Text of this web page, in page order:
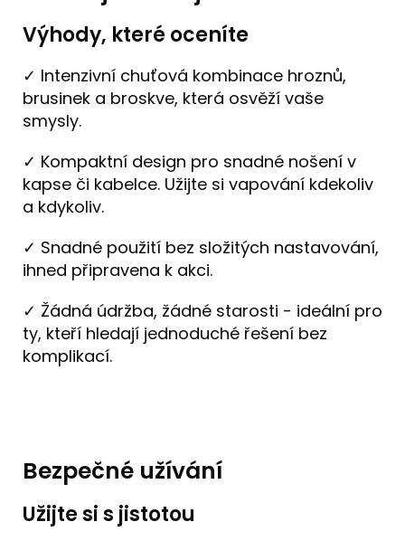
Výhody, které oceníte
✓ Intenzivní chuťová kombinace hroznů,
brusinek a broskve, která osvěží vaše
smysly.
✓ Kompaktní design pro snadné nošení v
kapse či kabelce. Užijte si vapování kdekoliv
a kdykoliv.
✓ Snadné použití bez složitých nastavování,
ihned připravena k akci.
✓ Žádná údržba, žádné starosti - ideální pro
ty, kteří hledají jednoduché řešení bez
komplikací.
Bezpečné užívání
Užijte si s jistotou